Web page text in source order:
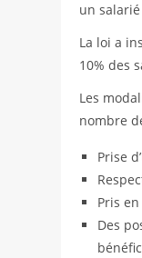
un
La loi a
10% des
Les
nombre
Prise
Pris
Des